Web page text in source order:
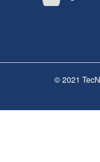
© 2021